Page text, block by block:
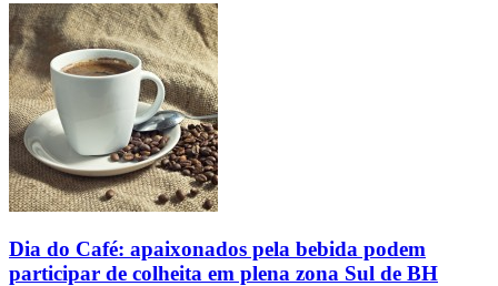
Dia do Café: apaixonados pela bebida podem
participar de colheita em plena zona Sul de BH